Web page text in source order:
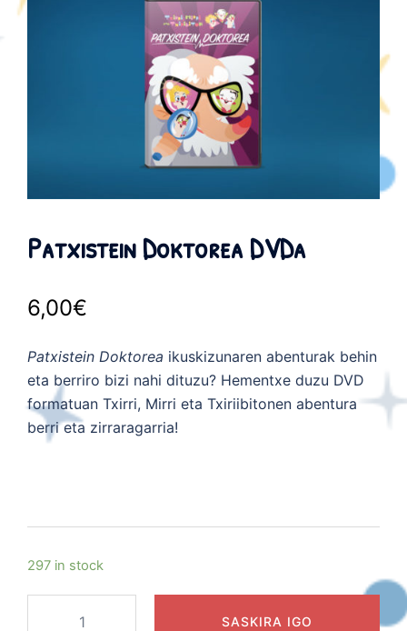
Patxistein Doktorea DVDa
6,00€
Patxistein Doktorea ikuskizunaren abenturak behin
eta berriro bizi nahi dituzu? Hementxe duzu DVD
formatuan Txirri, Mirri eta Txiriibitonen abentura
berri eta zirraragarria!
297 in stock
SASKIRA IGO